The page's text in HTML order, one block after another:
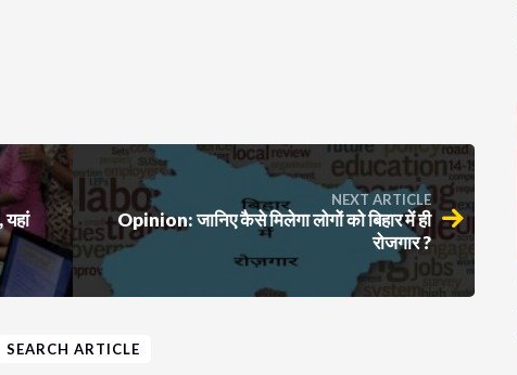
यहां
NEXT ARTICLE
Opinion: जानिए कैसे मिलेगा लोगों को बिहार में ही
रोजगार ?
SEARCH ARTICLE